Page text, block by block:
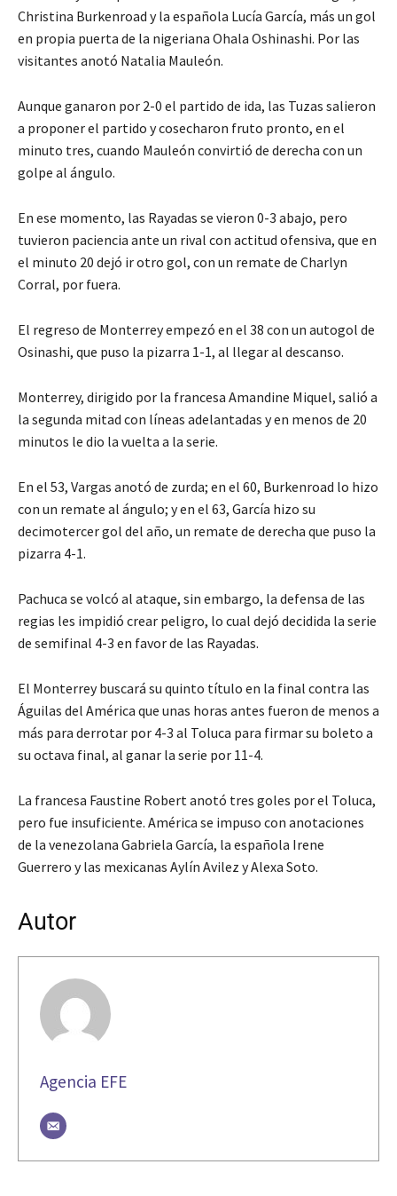
Christina Burkenroad y la española Lucía García, más un gol
en propia puerta de la nigeriana Ohala Oshinashi. Por las
visitantes anotó Natalia Mauleón.
Aunque ganaron por 2-0 el partido de ida, las Tuzas salieron
a proponer el partido y cosecharon fruto pronto, en el
minuto tres, cuando Mauleón convirtió de derecha con un
golpe al ángulo.
En ese momento, las Rayadas se vieron 0-3 abajo, pero
tuvieron paciencia ante un rival con actitud ofensiva, que en
el minuto 20 dejó ir otro gol, con un remate de Charlyn
Corral, por fuera.
El regreso de Monterrey empezó en el 38 con un autogol de
Osinashi, que puso la pizarra 1-1, al llegar al descanso.
Monterrey, dirigido por la francesa Amandine Miquel, salió a
la segunda mitad con líneas adelantadas y en menos de 20
minutos le dio la vuelta a la serie.
En el 53, Vargas anotó de zurda; en el 60, Burkenroad lo hizo
con un remate al ángulo; y en el 63, García hizo su
decimotercer gol del año, un remate de derecha que puso la
pizarra 4-1.
Pachuca se volcó al ataque, sin embargo, la defensa de las
regias les impidió crear peligro, lo cual dejó decidida la serie
de semifinal 4-3 en favor de las Rayadas.
El Monterrey buscará su quinto título en la final contra las
Águilas del América que unas horas antes fueron de menos a
más para derrotar por 4-3 al Toluca para firmar su boleto a
su octava final, al ganar la serie por 11-4.
La francesa Faustine Robert anotó tres goles por el Toluca,
pero fue insuficiente. América se impuso con anotaciones
de la venezolana Gabriela García, la española Irene
Guerrero y las mexicanas Aylín Avilez y Alexa Soto.
Autor
Agencia EFE